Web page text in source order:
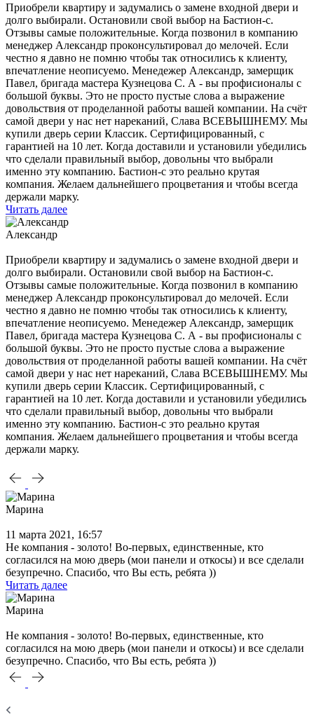
Приобрели квартиру и задумались о замене входной двери и
долго выбирали. Остановили свой выбор на Бастион-с.
Отзывы самые положительные. Когда позвонил в компанию
менеджер Александр проконсультировал до мелочей. Если
честно я давно не помню чтобы так относились к клиенту,
впечатление неописуемо. Менедежер Александр, замерщик
Павел, бригада мастера Кузнецова С. А - вы профисионалы с
большой буквы. Это не просто пустые слова а выражение
довольствия от проделанной работы вашей компании. На счёт
самой двери у нас нет нареканий, Слава ВСЕВЫШНЕМУ. Мы
купили дверь серии Классик. Сертифицированный, с
гарантией на 10 лет. Когда доставили и установили убедились
что сделали правильный выбор, довольны что выбрали
именно эту компанию. Бастион-с это реально крутая
компания. Желаем дальнейшего процветания и чтобы всегда
держали марку.
Читать далее
Александр
Приобрели квартиру и задумались о замене входной двери и
долго выбирали. Остановили свой выбор на Бастион-с.
Отзывы самые положительные. Когда позвонил в компанию
менеджер Александр проконсультировал до мелочей. Если
честно я давно не помню чтобы так относились к клиенту,
впечатление неописуемо. Менедежер Александр, замерщик
Павел, бригада мастера Кузнецова С. А - вы профисионалы с
большой буквы. Это не просто пустые слова а выражение
довольствия от проделанной работы вашей компании. На счёт
самой двери у нас нет нареканий, Слава ВСЕВЫШНЕМУ. Мы
купили дверь серии Классик. Сертифицированный, с
гарантией на 10 лет. Когда доставили и установили убедились
что сделали правильный выбор, довольны что выбрали
именно эту компанию. Бастион-с это реально крутая
компания. Желаем дальнейшего процветания и чтобы всегда
держали марку.
Марина
11 марта 2021, 16:57
Не компания - золото! Во-первых, единственные, кто
согласился на мою дверь (мои панели и откосы) и все сделали
безупречно. Спасибо, что Вы есть, ребята ))
Читать далее
Марина
Не компания - золото! Во-первых, единственные, кто
согласился на мою дверь (мои панели и откосы) и все сделали
безупречно. Спасибо, что Вы есть, ребята ))